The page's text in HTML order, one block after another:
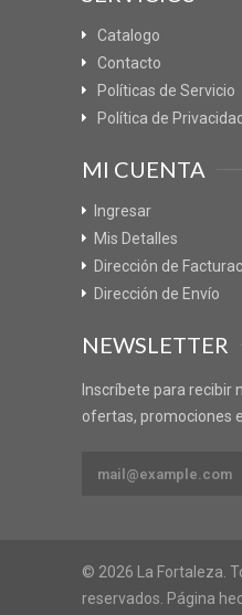
Catalogo
Contacto
Políticas de Servicio
Política de Privacidad
MI CUENTA
Ingresar
Mis Detalles
Dirección de
Dirección de Envío
NEWSLETTER
Inscríbete para recibir
ofertas, promociones
© 2026 La Fortaleza.
reservados. Página